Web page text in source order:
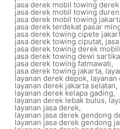
jasa derek mobil towing
jasa derek mobil towing
jasa derek mobil towing
jasa derek terdekat pasar
jasa derek towing cipete
jasa derek towing ciputat,
jasa derek towing derek
jasa derek towing dewi
jasa derek towing fatmawati,
jasa derek towing jakarta,
layanan derek depok,
layanan derek jakarta selatan,
layanan derek kelapa gading,
layanan derek lebak bulus,
layanan jasa derek,
layanan jasa derek gendong
layanan jasa derek gendong